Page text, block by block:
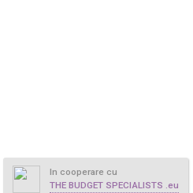
In cooperare cu
THE BUDGET SPECIALISTS .eu